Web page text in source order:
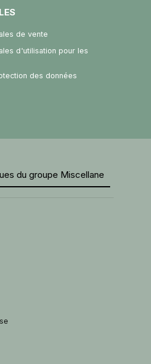
de vente
d'utilisation pour les
des données
du groupe Miscellane